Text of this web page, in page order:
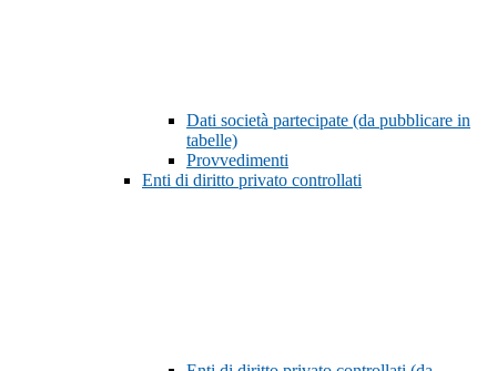
Dati società partecipate (da pubblicare in
tabelle)
Provvedimenti
Enti di diritto privato controllati